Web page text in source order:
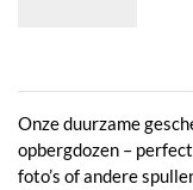
Onze duurzame
opbergdozen –
foto’s of andere